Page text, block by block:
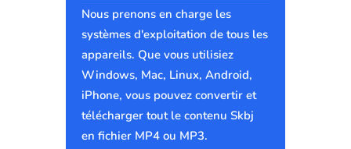
Nous prenons en charge les
systèmes d'exploitation de tous les
appareils. Que vous utilisiez
Windows, Mac, Linux, Android,
iPhone, vous pouvez convertir et
télécharger tout le contenu Skbj
en fichier MP4 ou MP3.